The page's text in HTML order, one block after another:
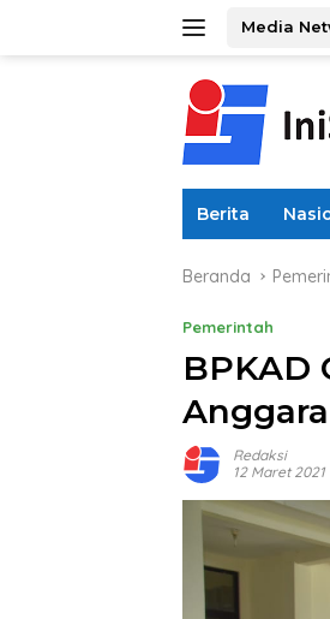
Media
Berita
Beranda
Pemerintah
BPKAD
Redaksi
12 Maret 2021